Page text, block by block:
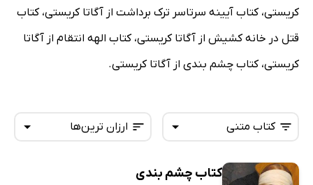
کریستی، کتاب آیینه سرتاسر ترک برداشت از آگاتا کریستی، کتاب
قتل در خانه کشیش از آگاتا کریستی، کتاب الهه انتقام از آگاتا
کریستی، کتاب چشم بندی از آگاتا کریستی.
ارزان ترین‌ها
تازه‌ها
کتاب متنی
همه کتاب‌ها
کتاب چشم بندی